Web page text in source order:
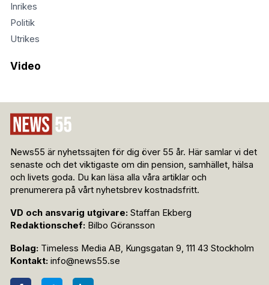
Inrikes
Politik
Utrikes
Video
News55 är nyhetssajten för dig över 55 år. Här samlar vi det
senaste och det viktigaste om din pension, samhället, hälsa
och livets goda. Du kan läsa alla våra artiklar och
prenumerera på vårt nyhetsbrev kostnadsfritt.
VD och ansvarig utgivare: Staffan Ekberg
Redaktionschef: Bilbo Göransson
Bolag: Timeless Media AB, Kungsgatan 9, 111 43 Stockholm
Kontakt: info@news55.se